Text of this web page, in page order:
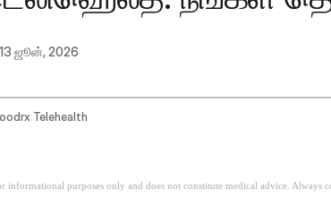
13 ஜூன், 2026
Telehealth
informational purposes only and does not constitute medical advice.